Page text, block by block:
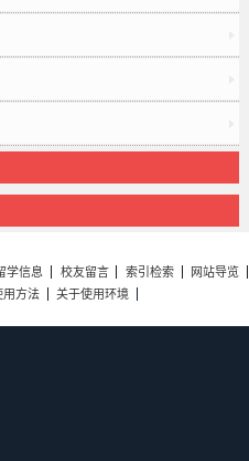
学信息 校友留言 索引检索
网站导览
用方法 关于使用环境